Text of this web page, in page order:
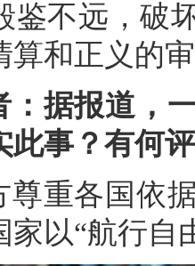
鉴不远，破
算和正义的
：据报道，
此事？有何
尊重各国依
家以“航行自